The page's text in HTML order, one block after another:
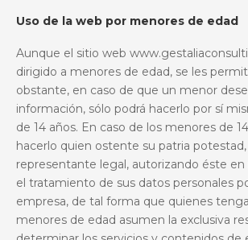
Uso de la web por menores de edad
Aunque el sitio web
dirigido a menores de edad, se les
obstante, en caso de que un menor
información, sólo podrá hacerlo por sí
de 14 años. En caso de los menores de
hacerlo quien ostente su patria
representante legal, autorizando éste
el tratamiento de sus datos personales
empresa, de tal forma que quienes
menores de edad asumen la exclusiva